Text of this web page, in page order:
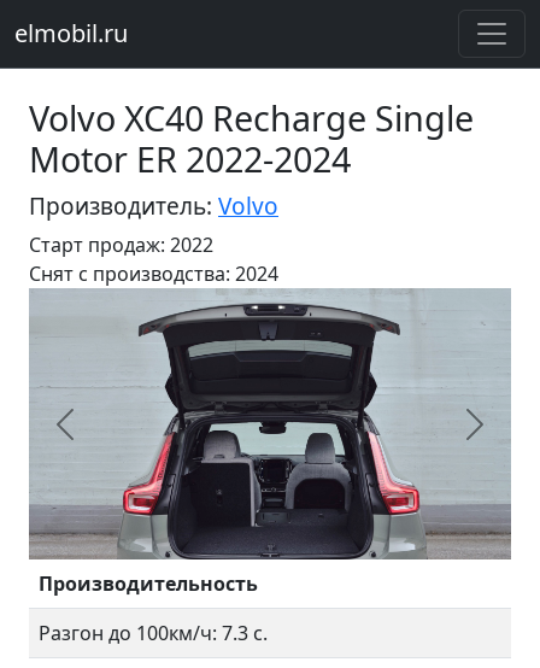
elmobil.ru
Volvo XC40 Recharge Single
Motor ER 2022-2024
Производитель: Volvo
Старт продаж: 2022
Cнят с производства: 2024
Предыдущий
Производительность
Разгон до 100км/ч: 7.3 с.